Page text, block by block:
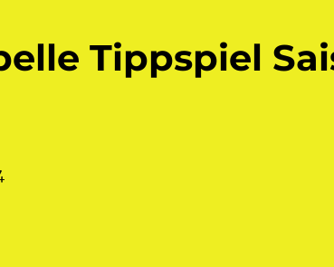
Tippspiel